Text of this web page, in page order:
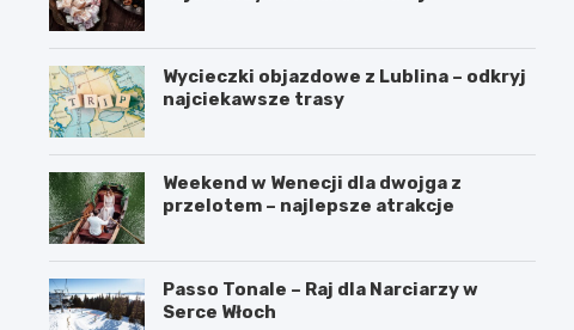
Wycieczki objazdowe z Lublina – odkryj
najciekawsze trasy
Weekend w Wenecji dla dwojga z
przelotem – najlepsze atrakcje
Passo Tonale – Raj dla Narciarzy w
Serce Włoch